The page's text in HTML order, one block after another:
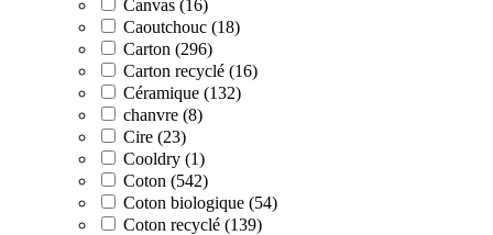
Canvas (16)
Caoutchouc (18)
Carton (296)
Carton recyclé (16)
Céramique (132)
chanvre (8)
Cire (23)
Cooldry (1)
Coton (542)
Coton biologique (54)
Coton recyclé (139)